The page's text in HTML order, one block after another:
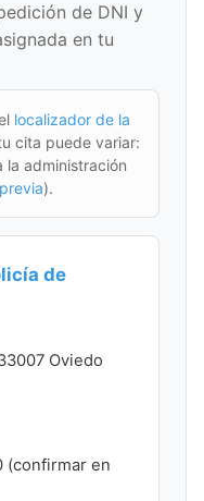
de DNI y
en tu
localizador de la
cita puede variar:
la administración
).
de
Oviedo
(confirmar en